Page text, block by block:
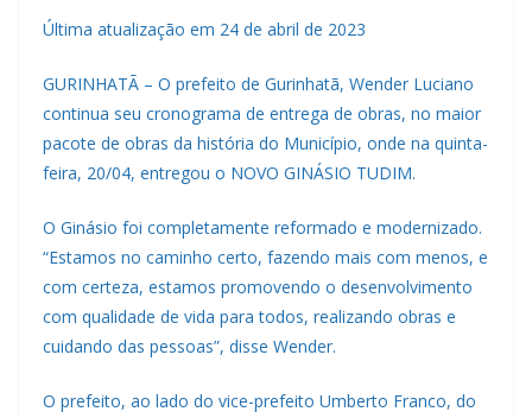
Última atualização em 24 de abril de 2023
GURINHATÃ – O prefeito de Gurinhatã, Wender Luciano
continua seu cronograma de entrega de obras, no maior
pacote de obras da história do Município, onde na quinta-
feira, 20/04, entregou o NOVO GINÁSIO TUDIM.
O Ginásio foi completamente reformado e modernizado.
“Estamos no caminho certo, fazendo mais com menos, e
com certeza, estamos promovendo o desenvolvimento
com qualidade de vida para todos, realizando obras e
cuidando das pessoas”, disse Wender.
O prefeito, ao lado do vice-prefeito Umberto Franco, do